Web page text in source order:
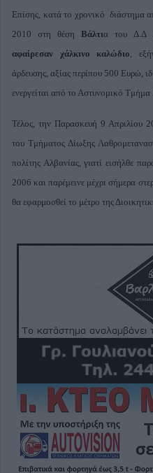
Επίσης, κατά το χρονικό διάστημα
2010 στη θέση Βάλτια του Δ.Δ
αφαίρεσαν χάλκινο καλώδιο,
άρδευσης, αξίας περίπου 500 Ευρώ,
ενεργείται από το Αστυνομικό
Τέλος, την Παρασκευή 9 Απριλίου
του Τμήματος Δίωξης
πολίτης Αλβανίας, γιατί εισήλθε
2006 και παρέμεινε μέχρι σήμερα
θα εφαρμοσθεί το μέτρο της